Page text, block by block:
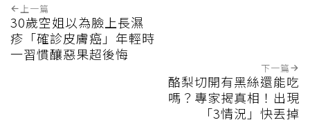
上一篇
30歲空姐以為臉上長濕
疹「確診皮膚癌」年輕時
一習慣釀惡果超後悔
下一篇
酪梨切開有黑絲還能吃
嗎？專家揭真相！出現
「3情況」快丟掉